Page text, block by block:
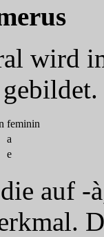
wird
feminin
a
e
auf -